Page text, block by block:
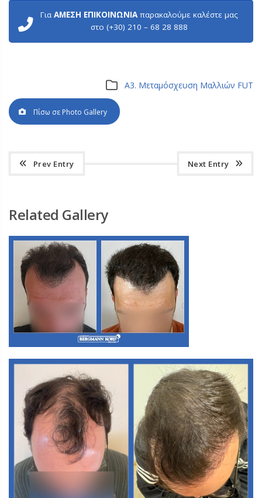
Για ΑΜΕΣΗ ΕΠΙΚΟΙΝΩΝΙΑπαρακαλούμε καλέστε μας
στο (+30) 210 – 68 28 888
Α3. Μεταμόσχευση Μαλλιών FUT
Πίσω σε Photo Gallery
Prev Entry Next Entry
Related Gallery
Α3. Μεταμόσχευση Μαλλιών FUT